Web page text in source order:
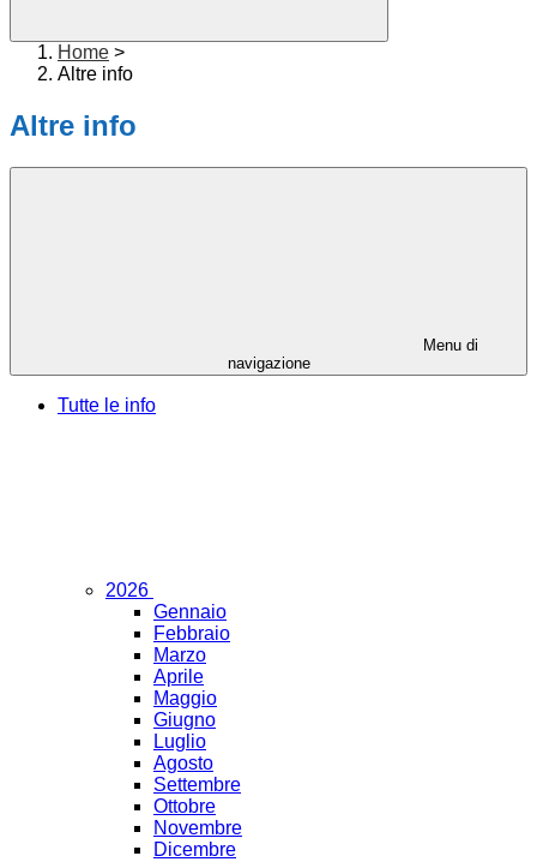
Home >
Altre info
Altre info
Menu di
navigazione
Tutte le info
2026
Gennaio
Febbraio
Marzo
Aprile
Maggio
Giugno
Luglio
Agosto
Settembre
Ottobre
Novembre
Dicembre